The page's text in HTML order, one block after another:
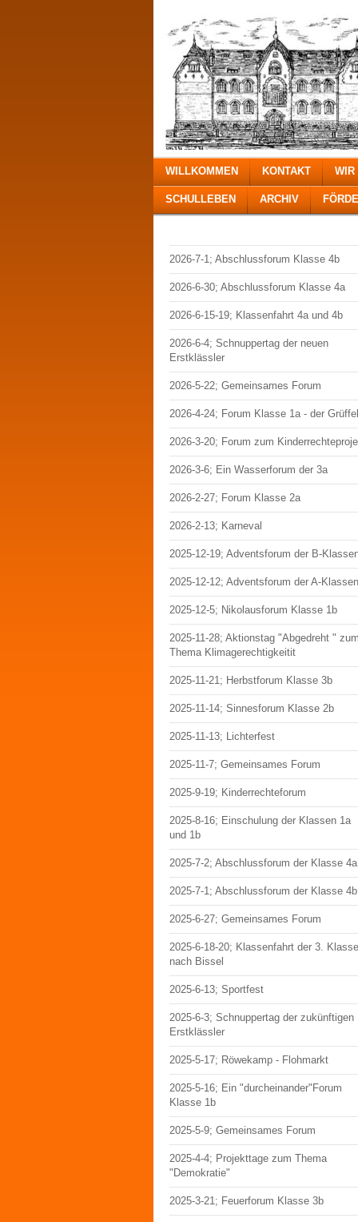
WILLKOMMEN KONTAKT WIR
SCHULLEBEN ARCHIV
2026-7-1; Abschlussforum Klasse 4b
2026-6-30; Abschlussforum Klasse 4a
2026-6-15-19; Klassenfahrt 4a und 4b
2026-6-4; Schnuppertag der neuen
Erstklässler
2026-5-22; Gemeinsames Forum
2026-4-24; Forum Klasse 1a - der
2026-3-20; Forum zum
2026-3-6; Ein Wasserforum der 3a
2026-2-27; Forum Klasse 2a
2026-2-13; Karneval
2025-12-19; Adventsforum der B-
2025-12-12; Adventsforum der A-Klassen
2025-12-5; Nikolausforum Klasse 1b
2025-11-28; Aktionstag "Abgedreht "
Thema Klimagerechtigkeitit
2025-11-21; Herbstforum Klasse 3b
2025-11-14; Sinnesforum Klasse 2b
2025-11-13; Lichterfest
2025-11-7; Gemeinsames Forum
2025-9-19; Kinderrechteforum
2025-8-16; Einschulung der Klassen 1a
und 1b
2025-7-2; Abschlussforum der Klasse 4a
2025-7-1; Abschlussforum der Klasse 4b
2025-6-27; Gemeinsames Forum
2025-6-18-20; Klassenfahrt der 3.
nach Bissel
2025-6-13; Sportfest
2025-6-3; Schnuppertag der zukünftigen
Erstklässler
2025-5-17; Röwekamp - Flohmarkt
2025-5-16; Ein "durcheinander"Forum
Klasse 1b
2025-5-9; Gemeinsames Forum
2025-4-4; Projekttage zum Thema
"Demokratie"
2025-3-21; Feuerforum Klasse 3b